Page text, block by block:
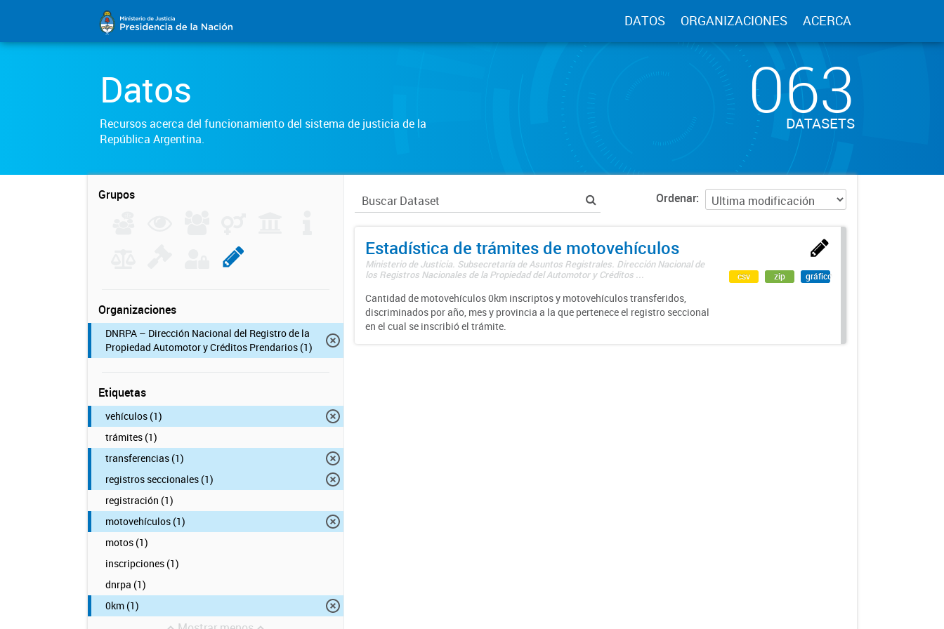
DATOS ORGANIZACIONES ACERCA
Datos
Recursos acerca del funcionamiento del sistema de justicia de la
República Argentina.
063
DATASETS
Grupos
Organizaciones
DNRPA – Dirección Nacional del Registro de la
Propiedad Automotor y Créditos Prendarios (1)
Etiquetas
vehículos (1)
trámites (1)
transferencias (1)
registros seccionales (1)
registración (1)
motovehículos (1)
motos (1)
inscripciones (1)
dnrpa (1)
0km (1)
Ordenar
Estadística de trámites de motovehículos
Ministerio de Justicia. Subsecretaría de Asuntos Registrales. Dirección Nacional de
los Registros Nacionales de la Propiedad del Automotor y Créditos ...
Cantidad de motovehículos 0km inscriptos y motovehículos transferidos,
discriminados por año, mes y provincia a la que pertenece el registro seccional
en el cual se inscribió el trámite.
csv zip gráfico